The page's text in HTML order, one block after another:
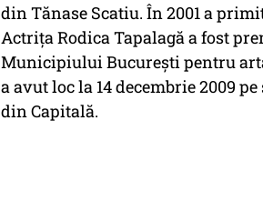
din Tănase Scatiu. În 2001 a
Actriţa Rodica Tapalagă a fost
Municipiului Bucureşti pentru
a avut loc la 14 decembrie 2009
din Capitală.